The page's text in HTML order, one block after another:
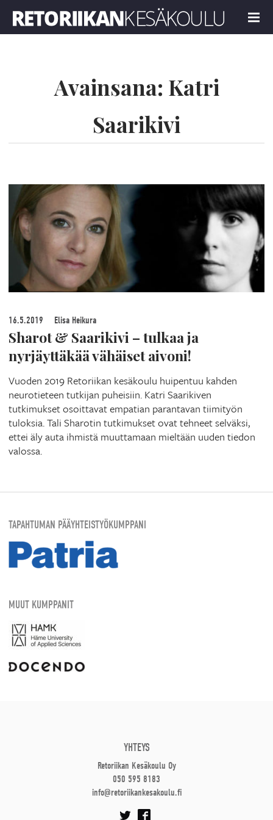
MENU
Avainsana: Katri
Saarikivi
16.5.2019 Elisa Heikura
Sharot & Saarikivi – tulkaa ja
nyrjäyttäkää vähäiset aivoni!
Vuoden 2019 Retoriikan kesäkoulu huipentuu kahden
neurotieteen tutkijan puheisiin. Katri Saarikiven
tutkimukset osoittavat empatian parantavan tiimityön
tuloksia. Tali Sharotin tutkimukset ovat tehneet selväksi,
ettei äly auta ihmistä muuttamaan mieltään uuden tiedon
valossa.
TAPAHTUMAN PÄÄYHTEISTYÖKUMPPANI
MUUT KUMPPANIT
YHTEYS
Retoriikan Kesäkoulu Oy
050 595 8183
info@retoriikankesakoulu.fi